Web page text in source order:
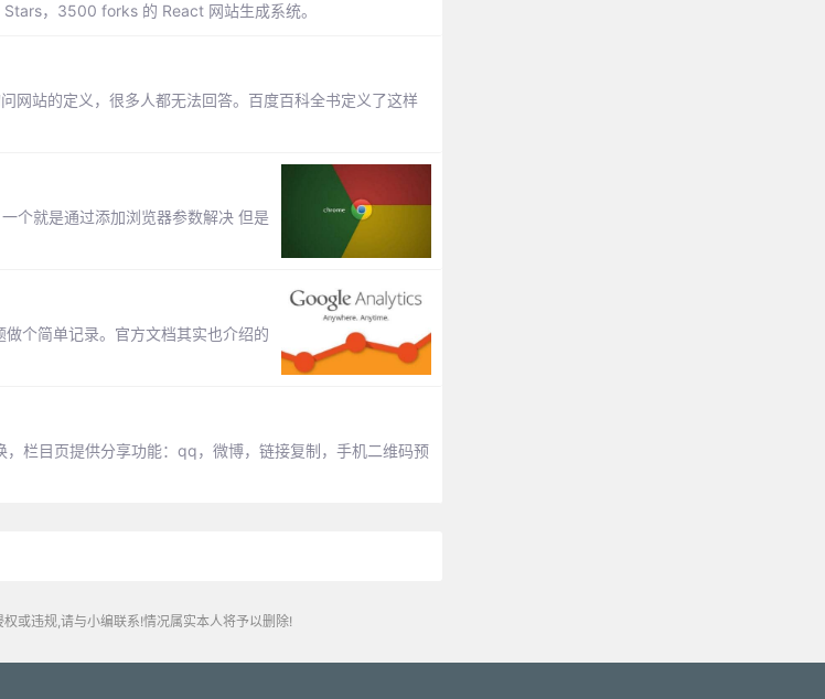
，3500 forks 的 React 网站生成系统。
网站的定义，很多人都无法回答。百度百科全书定义了这样
个就是通过添加浏览器参数解决 但是
个简单记录。官方文档其实也介绍的
栏目页提供分享功能：qq，微博，链接复制，手机二维码预
或违规,请与小编联系!情况属实本人将予以删除!